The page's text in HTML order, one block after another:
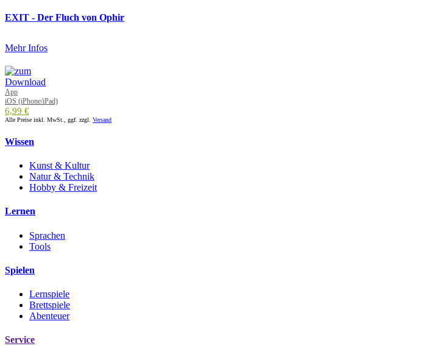
EXIT - Der Fluch von Ophir
Mehr Infos
App
iOS (iPhone/iPad)
6,99 €
Alle Preise inkl. MwSt., ggf. zzgl. Versand
Wissen
Kunst & Kultur
Natur & Technik
Hobby & Freizeit
Lernen
Sprachen
Tools
Spielen
Lernspiele
Brettspiele
Abenteuer
Service